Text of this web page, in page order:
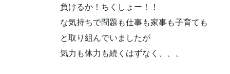
負けるか！ちくしょー！！
な気持ちで問題も仕事も家事も子育ても
と取り組んでいましたが
気力も体力も続くはずなく、、、